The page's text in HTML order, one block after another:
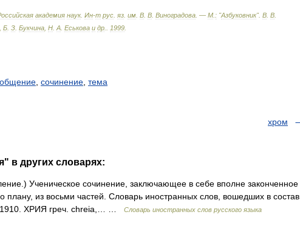
академия наук. Ин-т рус яз им В В Виноградова . — М : "Азбуковник". В В
Б З Букчина Н А Еськова и др 1999
сочинение тема
хром
в других словарях:
Ученическое сочинение, заключающее в себе вполне законченное
плану, из восьми частей. Словарь иностранных слов, вошедших в состав
1910. ХРИЯ греч. chreia,… …
Словарь иностранных слов русского языка